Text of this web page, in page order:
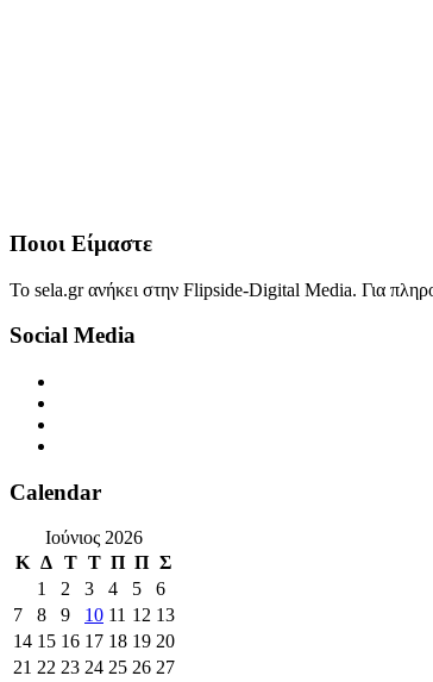
Ποιοι Είμαστε
Το sela.gr ανήκει στην Flipside-Digital Media. Για
Social Media
Calendar
Ιούνιος 2026
Κ Δ Τ Τ Π Π Σ
1
2 3 4 5
6
7
8 9 10 11 12 13
14 15 16 17 18 19 20
21 22 23 24 25 26 27